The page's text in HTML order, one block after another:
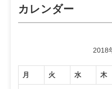
カレンダー
2018
月 火 水 木